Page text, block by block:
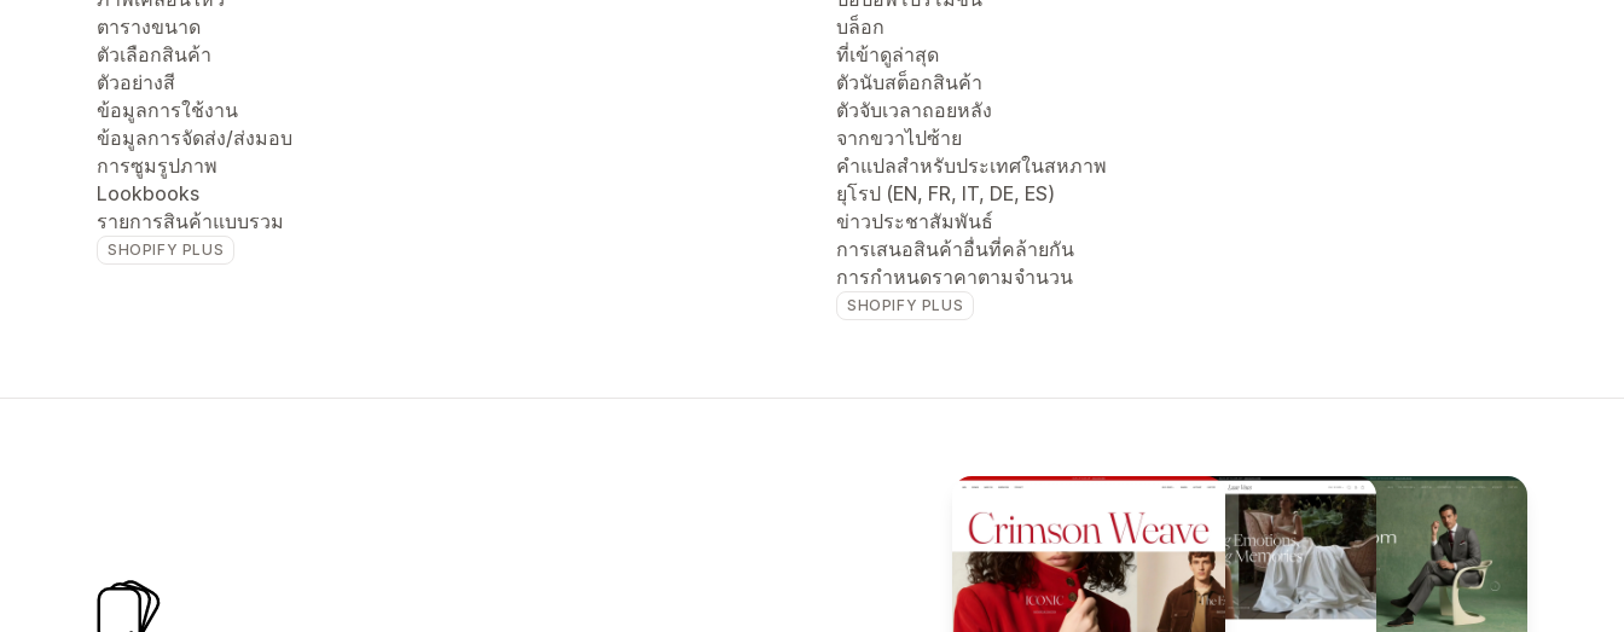
ตารางขนาด
ตัวเลือกสินค้า
ตัวอย่างสี
ข้อมูลการใช้งาน
ข้อมูลการจัดส่ง/ส่งมอบ
การซูมรูปภาพ
Lookbooks
รายการสินค้าแบบรวม
SHOPIFY PLUS
บล็อก
ที่เข้าดูล่าสุด
ตัวนับสต็อกสินค้า
ตัวจับเวลาถอยหลัง
จากขวาไปซ้าย
คำแปลสำหรับประเทศในสหภาพ
ยุโรป (EN, FR, IT, DE, ES)
ข่าวประชาสัมพันธ์
การเสนอสินค้าอื่นที่คล้ายกัน
การกำหนดราคาตามจำนวน
SHOPIFY PLUS